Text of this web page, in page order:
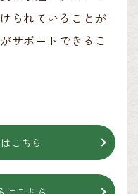
られていることが
サポートできるこ
こちら